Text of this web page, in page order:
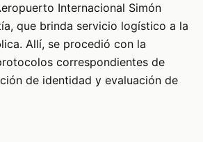
Internacional Simón
que brinda servicio logístico a la
Allí, se procedió con la
correspondientes de
de identidad y evaluación de